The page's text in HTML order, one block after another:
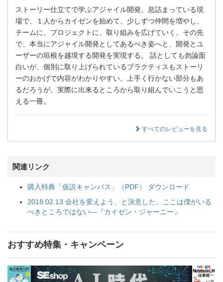
ストーリー仕立てで学ぶアジャイル開発。息詰まっている現
場で、１人からカイゼンを始めて、少しずつ仲間を増やし、
チームに、プロジェクトに、取り組みを広げていく。その先
で、本当にアジャイル開発としてあるべき姿へと、開発とユ
ーザーの垣根を越境する開発を実現する。 話としても勿論面
白いが、個別に取り上げられているプラクティスもストーリ
ーのおかげで内容がわかりやすい。上手く行かない部分もあ
るだろうが、実際に出来るところから取り組んでいこうと思
える一冊。
すべてのレビューを見る
関連リンク
購入特典「仮説キャンバス」（PDF） ダウンロード
2018.02.13 会社を変えよう、と決意した。ここは僕がいる
べきところではない―『カイゼン・ジャーニー』
おすすめ特集・キャンペーン